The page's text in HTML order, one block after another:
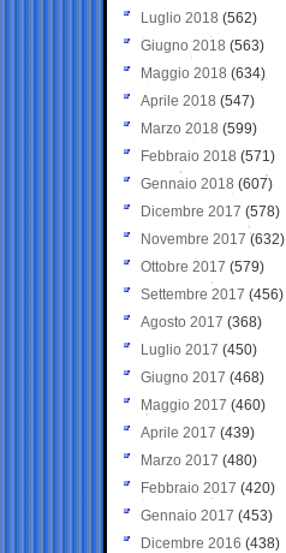
Luglio 2018 (562)
Giugno 2018 (563)
Maggio 2018 (634)
Aprile 2018 (547)
Marzo 2018 (599)
Febbraio 2018 (571)
Gennaio 2018 (607)
Dicembre 2017 (578)
Novembre 2017 (632)
Ottobre 2017 (579)
Settembre 2017 (456)
Agosto 2017 (368)
Luglio 2017 (450)
Giugno 2017 (468)
Maggio 2017 (460)
Aprile 2017 (439)
Marzo 2017 (480)
Febbraio 2017 (420)
Gennaio 2017 (453)
Dicembre 2016 (438)